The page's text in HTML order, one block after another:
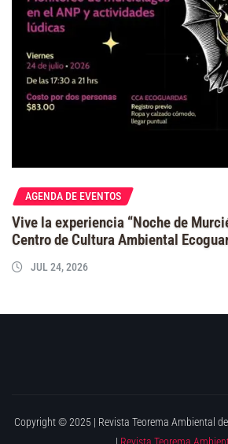
AGENDA DE EVENTOS
Vive la experiencia “Noche de
Centro de Cultura Ambiental
JUL 24, 2026
Copyright © 2025 | Revista Teorema Ambiental de